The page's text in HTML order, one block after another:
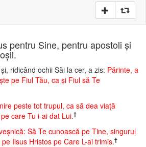
pentru Sine, pentru apostoli şi
ridicând ochii Săi la cer, a zis: Părinte, a
pe Fiul Tău, ca şi Fiul să Te
peste tot trupul, ca să dea viaţă
care Tu i-ai dat Lui.†
Să Te cunoască pe Tine, singurul
Iisus Hristos pe Care L-ai trimis.†